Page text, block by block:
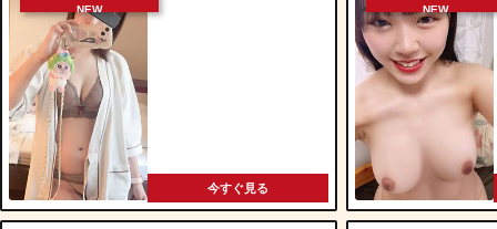
NEW
今すぐ見る
NEW